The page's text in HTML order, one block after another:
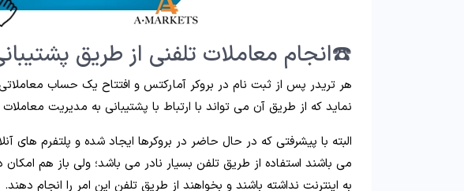
☎️انجام معاملات تلفنی از طریق
هر تریدر پس از ثبت نام در بروکر آمارکتس و افتتاح یک حساب
نماید که از طریق آن می تواند با ارتباط با پشتیبانی به مدیریت معاملات
البته با پیشرفتی که در حال حاضر در بروکرها ایجاد شده و پلتفرم های
می باشند استفاده از طریق تلفن بسیار نادر می باشد؛ ولی باز هم
به اینترنت نداشته باشند و بخواهند از طریق تلفن این امر را انجام دهند.